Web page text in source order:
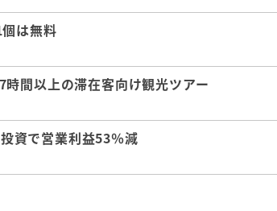
は無料
間以上の滞在客向け観光ツアー
資で営業利益53％減